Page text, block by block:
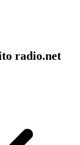
radio.net